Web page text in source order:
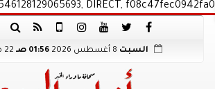
DIRECT, f08c47fec0942fa0
السبت 01:56 صـ 22 صفر 1448